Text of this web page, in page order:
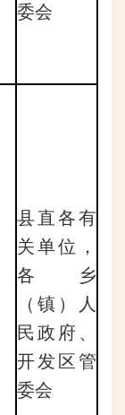
委会
县直各有
关单位，
各乡
（镇）人
民政府、
开发区管
委会